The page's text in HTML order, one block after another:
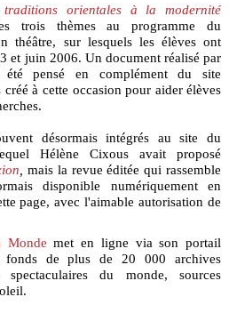
orientales à la modernité
thèmes au programme du
théâtre, sur lesquels les élèves ont
et juin 2006. Un document réalisé par
pensé en complément du site
à cette occasion pour aider élèves
désormais intégrés au site du
Hélène Cixous avait proposé
mais la revue éditée qui rassemble
disponible numériquement en
page, avec l'aimable autorisation de
Monde met en ligne via son portail
de plus de 20 000 archives
du monde, sources